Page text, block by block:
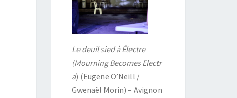
Le deuil sied à Électre
(Mourning Becomes Electr
a) (Eugene O’Neill /
Gwenaël Morin) – Avignon